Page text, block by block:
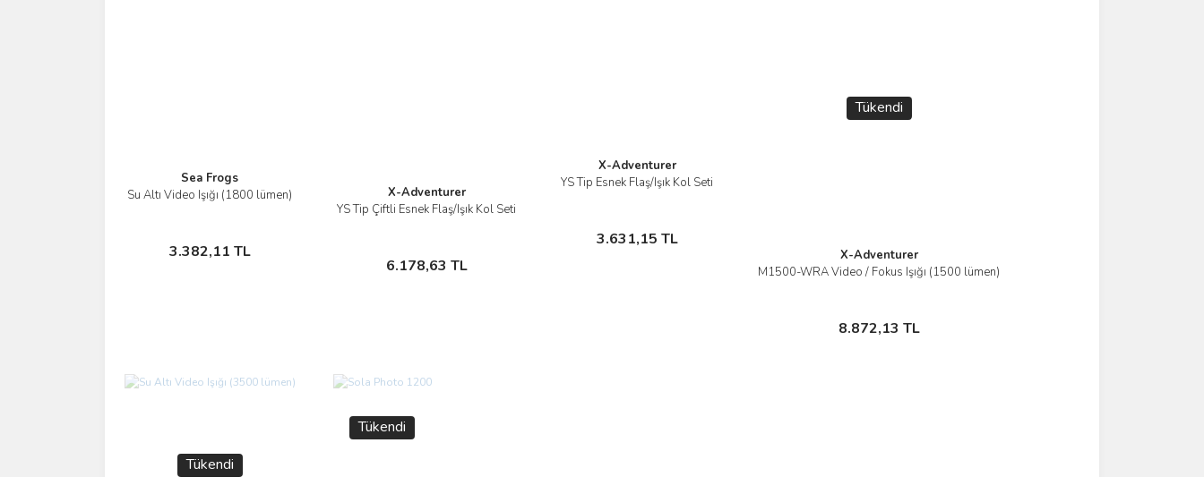
Gönder
Sea Frogs
Su Altı Video Işığı (1800 lümen)
3.382,11 TL
İncele
Sepete Ekle
X-Adventurer
YS Tip Çiftli Esnek Flaş/Işık Kol Seti
6.178,63 TL
İncele
Sepete Ekle
X-Adventurer
YS Tip Esnek Flaş/Işık Kol Seti
3.631,15 TL
İncele
Sepete Ekle
Tükendi
X-Adventurer
M1500-WRA Video / Fokus Işığı (1500 lümen)
8.872,13 TL
İncele
Stokta Yok
Tükendi
Tükendi